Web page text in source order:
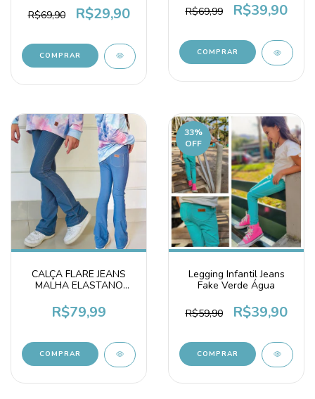
R$69,90
R$29,90
COMPRAR
R$69,99 R$39,90
COMPRAR
CALÇA FLARE JEANS
MALHA ELASTANO
JUVENIL
R$79,99
COMPRAR
33%
OFF
Legging Infantil Jeans
Fake Verde Água
R$59,90 R$39,90
COMPRAR